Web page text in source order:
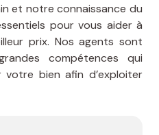
et notre connaissance du
pour vous aider à
prix. Nos agents sont
compétences qui
bien afin d’exploiter